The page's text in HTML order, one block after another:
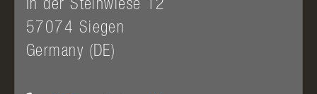
In der Steinwiese 12
57074 Siegen
Germany (DE)